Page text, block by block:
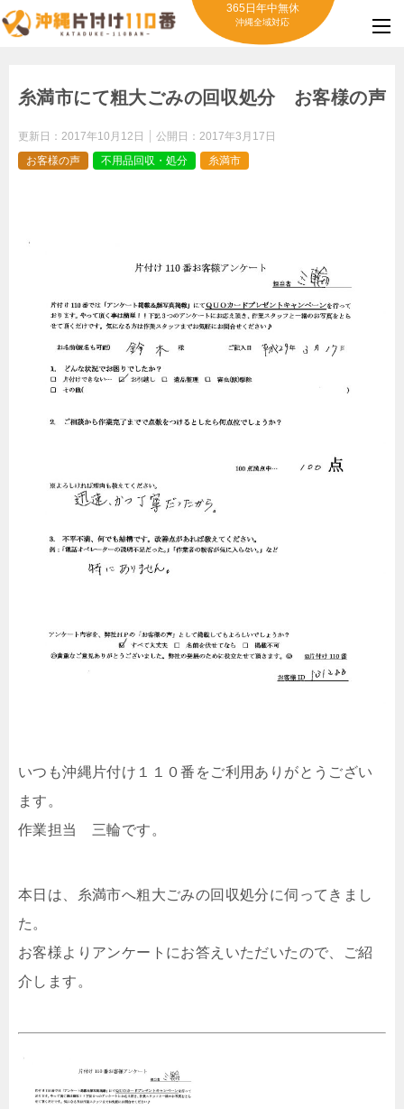
365日年中無休
沖縄全域対応
糸満市にて粗大ごみの回収処分 お客様の声
更新日： 2017年10月12日 公開日： 2017年3月17日
お客様の声
不用品回収・処分 糸満市
いつも沖縄片付け１１０番をご利用ありがとうござい
ます。
作業担当 三輪です。
本日は、糸満市へ粗大ごみの回収処分に伺ってきまし
た。
お客様よりアンケートにお答えいただいたので、ご紹
介します。